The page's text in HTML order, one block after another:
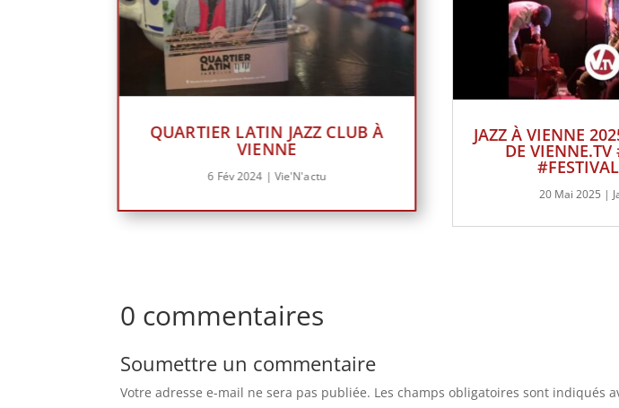
QUARTIER LATIN JAZZ CLUB À
VIENNE
6 Fév 2024 |Vie'N'actu
JAZZ À VIENNE
DE VIENNE.TV
20 Mai 2025 |
0 commentaires
Soumettre un commentaire
Votre adresse e-mail ne sera pas publiée. Les champs obligatoires sont indiqués